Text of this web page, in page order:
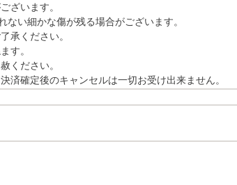
ざいます。
い細かな傷が残る場合がございます。
承ください。
す。
ください。
確定後のキャンセルは一切お受け出来ません。